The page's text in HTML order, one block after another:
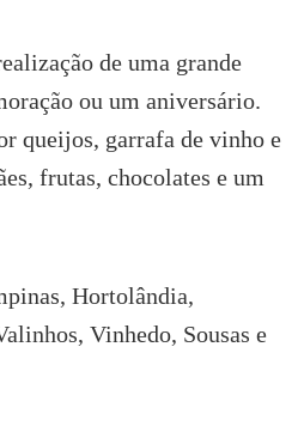
é: de uma grande
ou um aniversário.
queijos, garrafa de vinho e
frutas, chocolates e um
Hortolândia,
Vinhedo, Sousas e